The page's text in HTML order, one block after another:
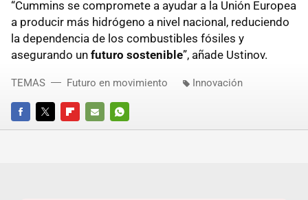
“Cummins se compromete a ayudar a la Unión Europea
a producir más hidrógeno a nivel nacional, reduciendo
la dependencia de los combustibles fósiles y
asegurando un futuro sostenible”, añade Ustinov.
FACEBOOKTWITTERFLIPBOARD
E-
WHATSAPP
TEMAS Futuro en movimiento Innovación